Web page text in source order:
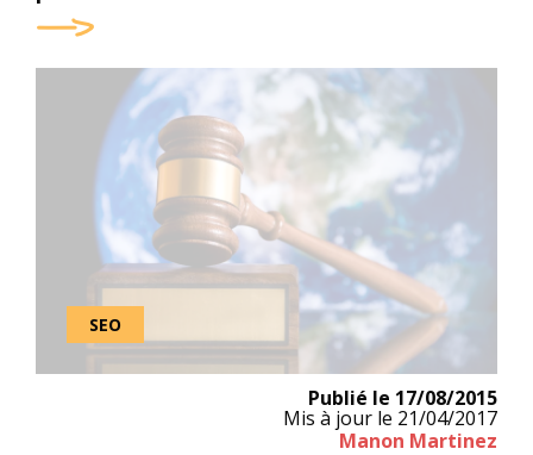
SEO
Publié le 17/08/2015
Mis à jour le 21/04/2017
Manon Martinez